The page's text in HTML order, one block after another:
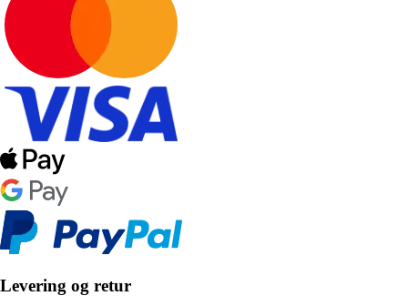
Levering og retur